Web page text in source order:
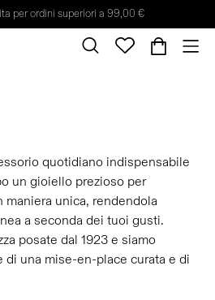
per ordini superiori a 99,00 €
quotidiano indispensabile
un gioiello prezioso per
maniera unica, rendendola
a seconda dei tuoi gusti.
posate dal 1923 e siamo
una mise-en-place curata e di